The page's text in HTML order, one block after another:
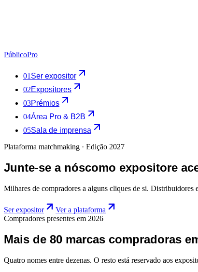
PúblicoPro
01Ser expositor
02Expositores
03Prémios
04Área Pro & B2B
05Sala de imprensa
Plataforma matchmaking · Edição 2027
Junte-se a nóscomo expositore
Milhares de compradores a alguns cliques de si. Distribuidores
Ser expositor
Ver a plataforma
Compradores presentes em 2026
Mais de 80 marcas compradoras
Quatro nomes entre dezenas. O resto está reservado aos